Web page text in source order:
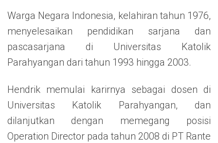
Warga Negara Indonesia, kelahiran tahun 1976,
menyelesaikan pendidikan sarjana dan
pascasarjana di Universitas Katolik
Parahyangan dari tahun 1993 hingga 2003.
Hendrik memulai karirnya sebagai dosen di
Universitas Katolik Parahyangan, dan
dilanjutkan dengan memegang posisi
Operation Director pada tahun 2008 di PT Rante